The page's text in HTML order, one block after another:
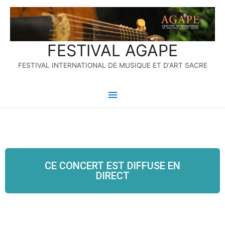
FESTIVAL AGAPE
FESTIVAL INTERNATIONAL DE MUSIQUE ET D'ART SACRE
Menu
principal
CE CONCERT EST DIFFUSE EN
DIRECT